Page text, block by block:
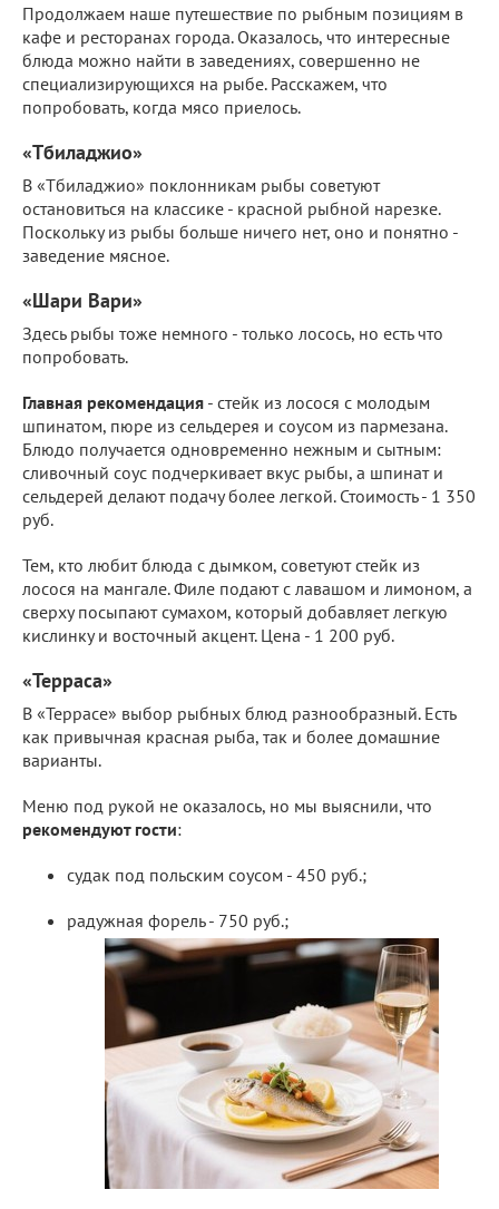
Продолжаем наше путешествие по рыбным позициям в
кафе и ресторанах города. Оказалось, что интересные
блюда можно найти в заведениях, совершенно не
специализирующихся на рыбе. Расскажем, что
попробовать, когда мясо приелось.
«Тбиладжио»
В «Тбиладжио» поклонникам рыбы советуют
остановиться на классике - красной рыбной нарезке.
Поскольку из рыбы больше ничего нет, оно и понятно -
заведение мясное.
«Шари Вари»
Здесь рыбы тоже немного - только лосось, но есть что
попробовать.
Главная рекомендация - стейк из лосося с молодым
шпинатом, пюре из сельдерея и соусом из пармезана.
Блюдо получается одновременно нежным и сытным:
сливочный соус подчеркивает вкус рыбы, а шпинат и
сельдерей делают подачу более легкой. Стоимость - 1 350
руб.
Тем, кто любит блюда с дымком, советуют стейк из
лосося на мангале. Филе подают с лавашом и лимоном, а
сверху посыпают сумахом, который добавляет легкую
кислинку и восточный акцент. Цена - 1 200 руб.
«Терраса»
В «Террасе» выбор рыбных блюд разнообразный. Есть
как привычная красная рыба, так и более домашние
варианты.
Меню под рукой не оказалось, но мы выяснили, что
рекомендуют гости:
судак под польским соусом - 450 руб.;
радужная форель - 750 руб.;